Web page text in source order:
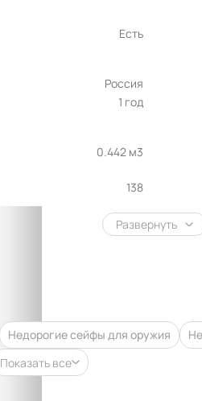
Есть
Россия
1 год
0.442 м3
138
Развернуть
Недорогие сейфы для оружия
Показать все